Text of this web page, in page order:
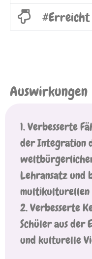
#Erreicht
Auswirkungen
1. Verbesserte
der Integration
Lehransatz und
multikulturellen
2. Verbesserte
Schüler aus der
und kulturelle